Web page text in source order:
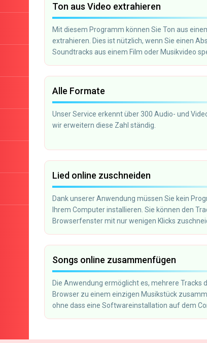
Ton aus Video extrahieren
Mit diesem Programm können Sie Ton aus
extrahieren. Dies ist nützlich, wenn Sie einen
Soundtracks aus einem Film oder Musikvideo
Alle Formate
Unser Service erkennt über 300 Audio- und
wir erweitern diese Zahl ständig.
Lied online zuschneiden
Dank unserer Anwendung müssen Sie kein
Ihrem Computer installieren. Sie können den
Browserfenster mit nur wenigen Klicks
aus und speichern Sie ihn auf Ihrem Computer.
Songs online zusammenfügen
Die Anwendung ermöglicht es, mehrere Tracks
Browser zu einem einzigen Musikstück
ohne dass eine Softwareinstallation auf dem